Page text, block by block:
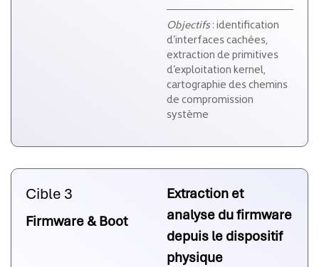
Objectifs: identification
d’interfaces cachées,
extraction de primitives
d’exploitation kernel,
cartographie des chemins
de compromission
système
Cible 3
Firmware & Boot
Extraction et
analyse du firmware
depuis le dispositif
physique